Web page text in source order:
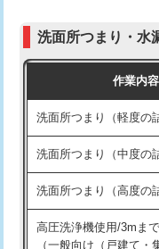
モルタル補修（厚さ10
モルタル補修（厚さ10
洗面台設置
バスタブ設置
追加人工
（P/S/ポップアップ）
交換・取付（その他部
持込商品取付（単水栓
持込商品取付（混合水
持込商品取付（浄水器
給水管工事※（ホール
洗面所つまり・水
作業内容
洗面所つまり（軽度の
洗面所つまり（中度の
洗面所つまり（高度の
高圧洗浄機使用/3mまで
（一般向け（戸建て・